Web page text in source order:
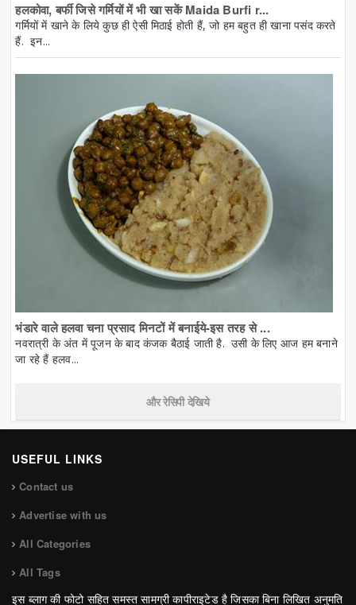
हलकोवा, बर्फी जिसे गर्मियों में भी खा सकें Maida Burfi r...
गर्मियों में खाने के लिये कुछ ही ऐसी मिठाई होती हैं, जो हम बहुत ही खाना पसंद करते
हैं. इन...
भंडारे वाले हलवा चना प्रसाद मिनटों में बनाईये-इस तरह से ...
नवरात्री के अंत में पूजन के बाद कंजक बैठाई जाती है. उसी के लिए आज हम बनाने
जा रहे हैं हलव...
और रेसिपी देखिये
USEFUL LINKS
Contact us
Advertise with us
All Categories
All Tags
इस ब्लाग की फोटो सहित समस्त सामग्री कापीराइटेड है जिसका बिना लिखित अनुमति